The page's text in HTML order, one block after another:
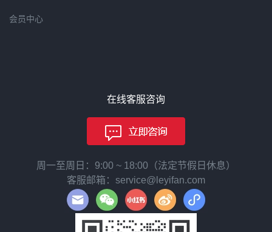
会员中心
在线客服咨询
周一至周日：9:00 ~ 18:00（法定节假日休息）
客服邮箱：service@leyifan.com